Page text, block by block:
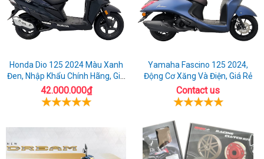
HCM
Honda Dio 125 2024 Màu Xanh
Đen, Nhập Khẩu Chính Hãng, Giá
Rẻ
42.000.000₫
Yamaha Fascino 125 2024,
Động Cơ Xăng Và Điện, Giá Rẻ
Contact us